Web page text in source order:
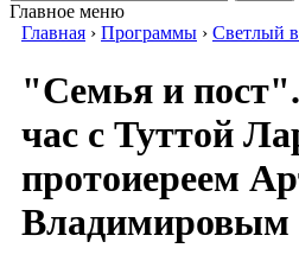
Главное меню
Главная › Программы › Светлый
"Семья и
час с Туттой
протоиереем
Владимировым